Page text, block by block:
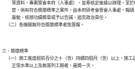
等資料，專案簽會本府（人事處），並奉核定後據以辦理。至
官，倘有符合獎懲標準之案件，由本府研考會簽會人事處，報
          嘉勉、核頒功績獎章或予以告誡、追究政治責任。
三、獎懲標準
（一）施工進度超前百分之十（含）持續四個月（含）以上，施
          正常水準以上及無寬列工期者，嘉獎一次。